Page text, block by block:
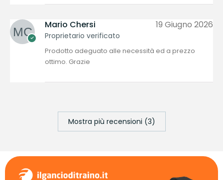
Mario Chersi
Proprietario verificato
19 Giugno 2026
Prodotto adeguato alle necessità ed a prezzo
ottimo. Grazie
Mostra più recensioni (3)